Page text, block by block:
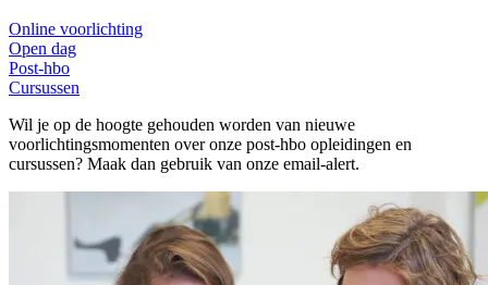
Online voorlichting
Open dag
Post-hbo
Cursussen
Wil je op de hoogte gehouden worden van nieuwe
voorlichtingsmomenten over onze post-hbo opleidingen en
cursussen? Maak dan gebruik van onze email-alert.